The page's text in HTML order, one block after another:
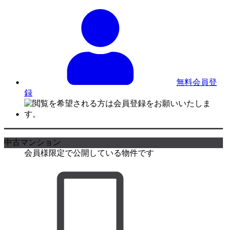
無料会員登
録
中古マンション
会員様限定で公開している物件です